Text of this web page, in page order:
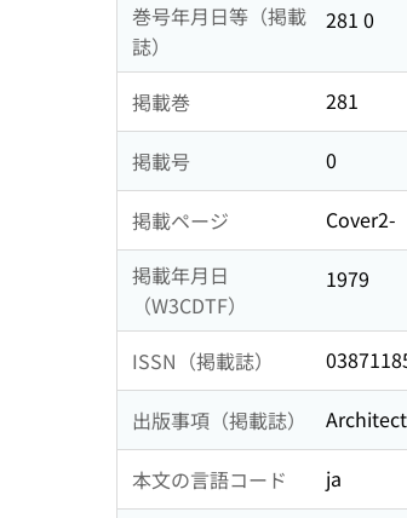
巻号年月日等（掲載
誌）
281 0
掲載巻 281
掲載号 0
掲載ページ
Cover2-
掲載年月日
（W3CDTF）
1979
ISSN（掲載誌）
出版事項（掲載誌）
本文の言語コード ja